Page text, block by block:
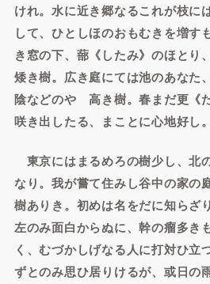
けれ。水に近き郷なるこれが枝に
して、ひとしほのおもむきを増す
き窓の下、蔀《したみ》のほとり
矮き樹。広き庭にては池のあなた
陰などのやゝ高き樹。春まだ更《
咲き出したる、まことに心地好し。
東京にはまるめろの樹少し、北
なり。我が嘗て住みし谷中の家の
樹ありき。初めは名をだに知らざ
左のみ面白からぬに、幹の瘤多き
く、むづかしげなる人に打対ひ立
ずとのみ思ひ居りけるが、或日の